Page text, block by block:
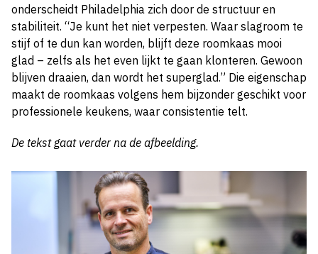
onderscheidt Philadelphia zich door de structuur en
stabiliteit. “Je kunt het niet verpesten. Waar slagroom te
stijf of te dun kan worden, blijft deze roomkaas mooi
glad – zelfs als het even lijkt te gaan klonteren. Gewoon
blijven draaien, dan wordt het superglad.” Die eigenschap
maakt de roomkaas volgens hem bijzonder geschikt voor
professionele keukens, waar consistentie telt.
De tekst gaat verder na de afbeelding.